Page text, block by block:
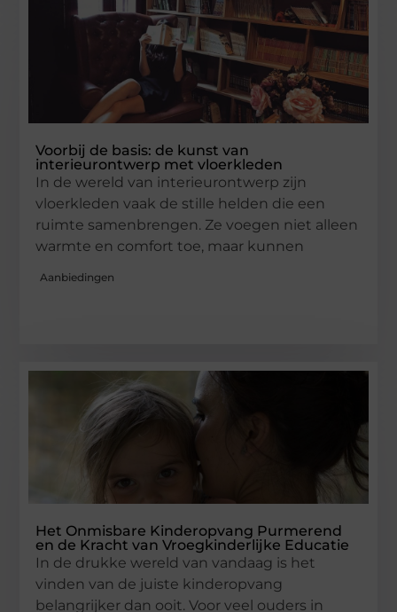
Voorbij de basis: de kunst van
interieurontwerp met vloerkleden
In de wereld van interieurontwerp zijn
vloerkleden vaak de stille helden die een
ruimte samenbrengen. Ze voegen niet alleen
warmte en comfort toe, maar kunnen
Aanbiedingen
Het Onmisbare Kinderopvang Purmerend
en de Kracht van Vroegkinderlijke Educatie
In de drukke wereld van vandaag is het
vinden van de juiste kinderopvang
belangrijker dan ooit. Voor veel ouders in